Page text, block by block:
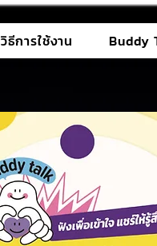
วิธีการใช้งาน Buddy